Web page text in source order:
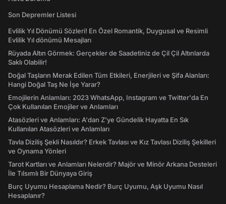
Son Depremler Listesi
Evlilik Yıl Dönümü Sözleri! En Özel Romantik, Duygusal ve Resimli
Evlilik Yıl dönümü Mesajları
Rüyada Altın Görmek: Gerçekler de Saadetiniz de Çil Çil Altınlarda
Saklı Olabilir!
Doğal Taşların Merak Edilen Tüm Etkileri, Enerjileri ve Şifa Alanları:
Hangi Doğal Taş Ne İşe Yarar?
Emojilerin Anlamları: 2023 WhatsApp, Instagram ve Twitter'da En
Çok Kullanılan Emojiler ve Anlamları
Atasözleri ve Anlamları: A'dan Z'ye Gündelik Hayatta En Sık
Kullanılan Atasözleri ve Anlamları
Tavla Diziliş Şekli Nasıldır? Erkek Tavlası ve Kız Tavlası Diziliş Şekilleri
ve Oynama Yönleri
Tarot Kartları ve Anlamları Nelerdir? Majör ve Minör Arkana Desteleri
İle Tılsımlı Bir Dünyaya Giriş
Burç Uyumu Hesaplama Nedir? Burç Uyumu, Aşk Uyumu Nasıl
Hesaplanır?